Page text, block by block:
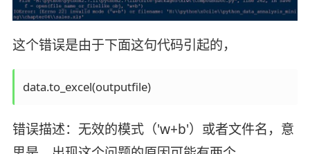
这个错误是由于下面这句代码引起的，
data.to_excel(outputfile)
错误描述：无效的模式（'w+b'）或者文件名，意